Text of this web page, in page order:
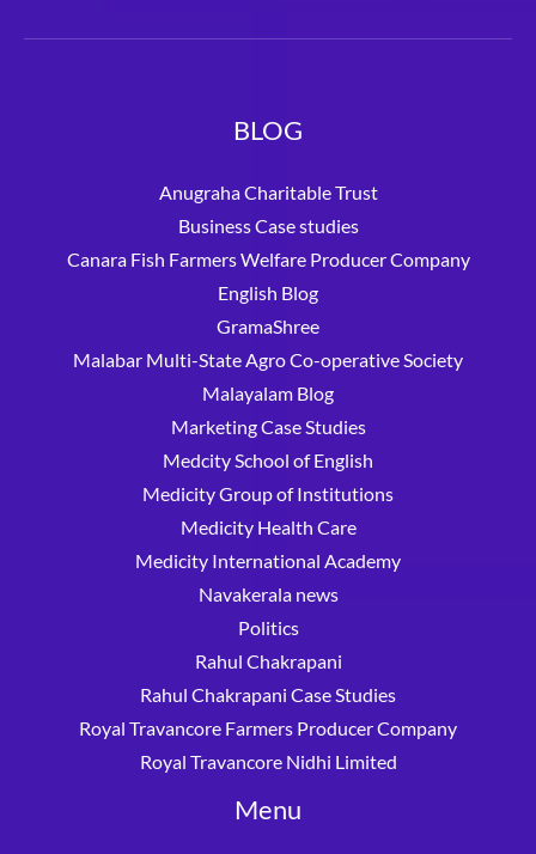
BLOG
Anugraha Charitable Trust
Business Case studies
Canara Fish Farmers Welfare Producer Company
English Blog
GramaShree
Malabar Multi-State Agro Co-operative Society
Malayalam Blog
Marketing Case Studies
Medcity School of English
Medicity Group of Institutions
Medicity Health Care
Medicity International Academy
Navakerala news
Politics
Rahul Chakrapani
Rahul Chakrapani Case Studies
Royal Travancore Farmers Producer Company
Royal Travancore Nidhi Limited
Menu